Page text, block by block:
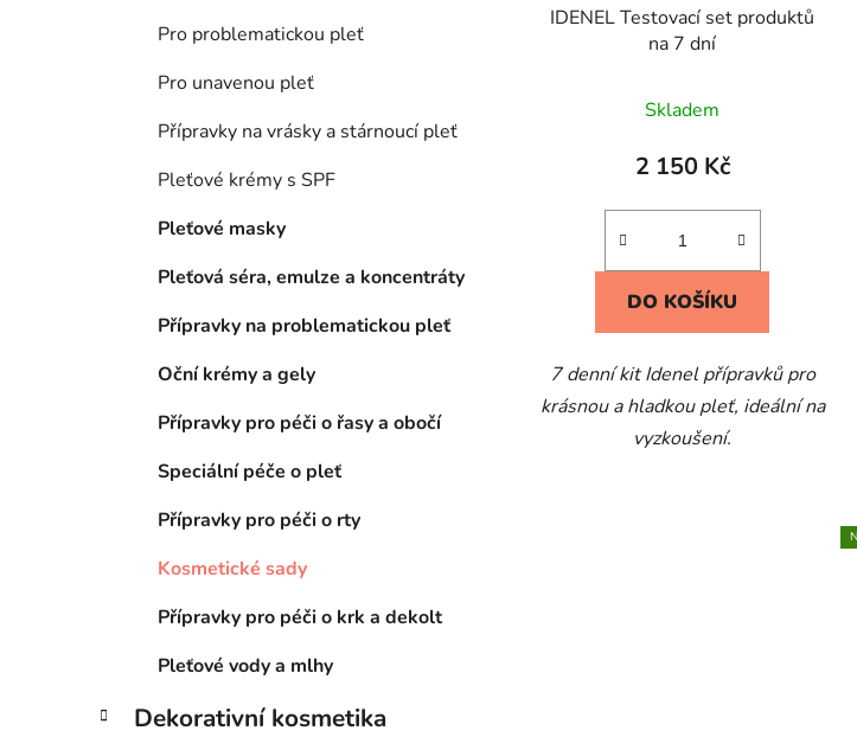
Pro problematickou pleť
Pro unavenou pleť
Přípravky na vrásky a stárnoucí pleť
Pleťové krémy s SPF
Pleťové masky
Pleťová séra, emulze a koncentráty
Přípravky na problematickou pleť
Oční krémy a gely
Přípravky pro péči o řasy a obočí
Speciální péče o pleť
Přípravky pro péči o rty
Kosmetické sady
Přípravky pro péči o krk a dekolt
Pleťové vody a mlhy
Dekorativní kosmetika
IDENEL Testovací set produktů
na 7 dní
Skladem
2 150 Kč
DO KOŠÍKU
7 denní kit Idenel přípravků pro
krásnou a hladkou pleť, ideální na
vyzkoušení.